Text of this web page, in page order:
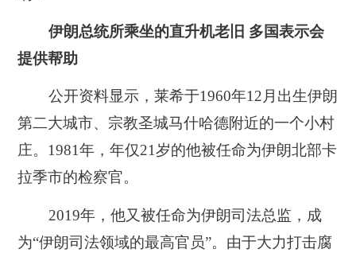
伊朗总统所乘坐的直升机老旧 多国表示会
提供帮助
公开资料显示，莱希于1960年12月出生伊朗
第二大城市、宗教圣城马什哈德附近的一个小村
庄。1981年，年仅21岁的他被任命为伊朗北部卡
拉季市的检察官。
2019年，他又被任命为伊朗司法总监，成
为“伊朗司法领域的最高官员”。由于大力打击腐